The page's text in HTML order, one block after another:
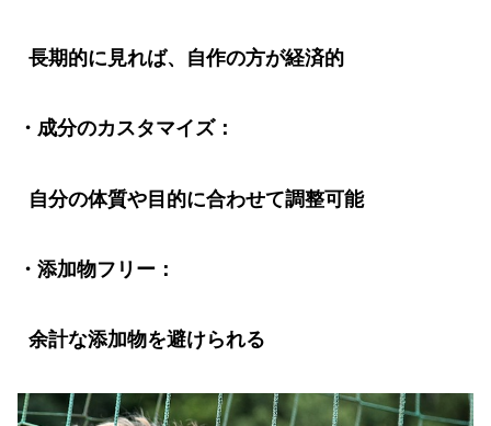
長期的に見れば、自作の方が経済的
・成分のカスタマイズ：
自分の体質や目的に合わせて調整可能
・添加物フリー：
余計な添加物を避けられる